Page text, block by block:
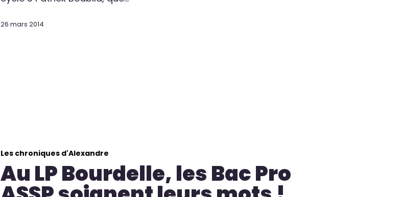
26 mars 2014
Les chroniques d'Alexandre
Au LP Bourdelle, les Bac Pro